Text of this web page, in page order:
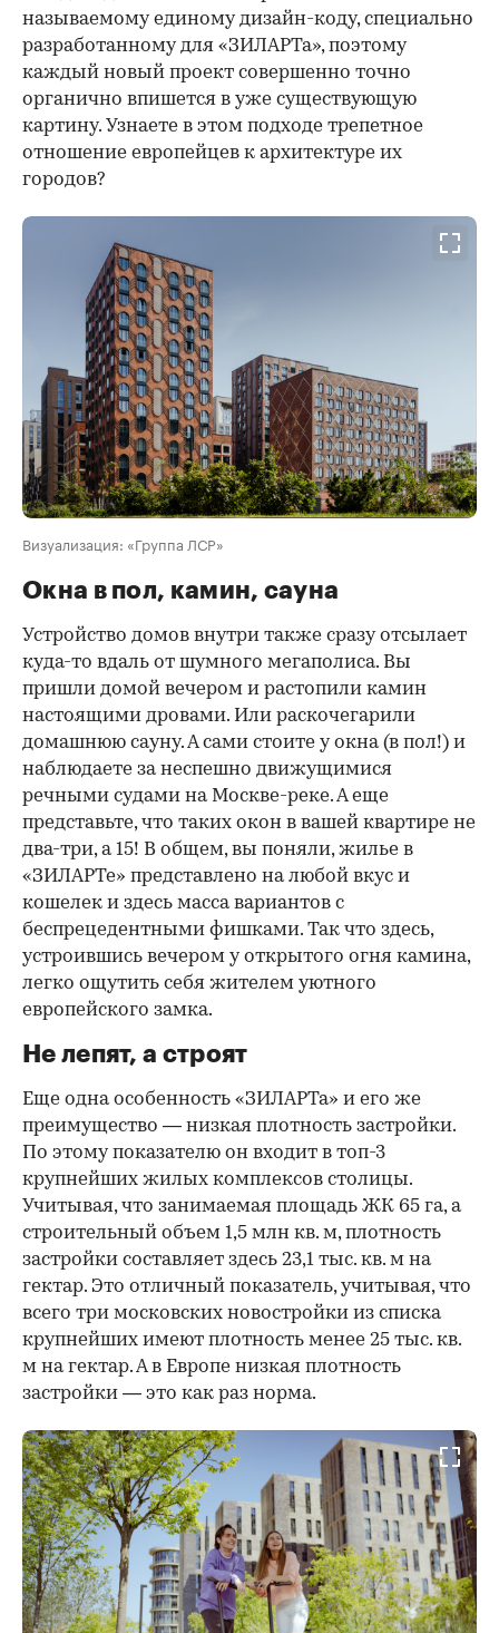
называемому единому дизайн-коду, специально
разработанному для «ЗИЛАРТа», поэтому
каждый новый проект совершенно точно
органично впишется в уже существующую
картину. Узнаете в этом подходе трепетное
отношение европейцев к архитектуре их
городов?
Визуализация: «Группа ЛСР»
Окна в пол, камин, сауна
Устройство домов внутри также сразу отсылает
куда-то вдаль от шумного мегаполиса. Вы
пришли домой вечером и растопили камин
настоящими дровами. Или раскочегарили
домашнюю сауну. А сами стоите у окна (в пол!) и
наблюдаете за неспешно движущимися
речными судами на Москве-реке. А еще
представьте, что таких окон в вашей квартире не
два-три, а 15! В общем, вы поняли, жилье в
«ЗИЛАРТе» представлено на любой вкус и
кошелек и здесь масса вариантов с
беспрецедентными фишками. Так что здесь,
устроившись вечером у открытого огня камина,
легко ощутить себя жителем уютного
европейского замка.
Не лепят, а строят
Еще одна особенность «ЗИЛАРТа» и его же
преимущество — низкая плотность застройки.
По этому показателю он входит в топ-3
крупнейших жилых комплексов столицы.
Учитывая, что занимаемая площадь ЖК 65 га, а
строительный объем 1,5 млн кв. м, плотность
застройки составляет здесь 23,1 тыс. кв. м на
гектар. Это отличный показатель, учитывая, что
всего три московских новостройки из списка
крупнейших имеют плотность менее 25 тыс. кв.
м на гектар. А в Европе низкая плотность
застройки — это как раз норма.